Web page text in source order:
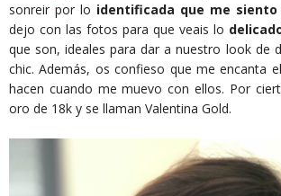
sonreir por lo identificada que me
dejo con las fotos para que veais lo
que son, ideales para dar a nuestro look de
chic. Además, os confieso que me encanta
hacen cuando me muevo con ellos. Por
oro de 18k y se llaman Valentina Gold.